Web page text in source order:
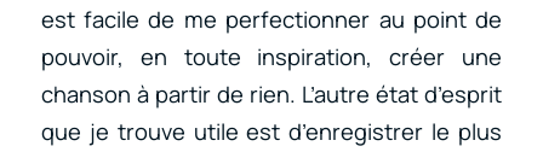
est facile de me perfectionner au point de
pouvoir, en toute inspiration, créer une
chanson à partir de rien. L’autre état d’esprit
que je trouve utile est d’enregistrer le plus